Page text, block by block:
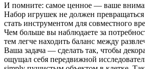
И помните: самое ценное — ваше
Набор игрушек не должен
стать инструментом для совместного
Чем больше вы наблюдаете за
тем легче находить баланс между
Ваша задача — сделать так, чтобы
ощущал себя передвижной